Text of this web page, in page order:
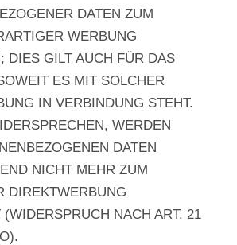
DATEN ZUM
WERBUNG
DIES GILT AUCH FÜR DAS
ES MIT SOLCHER
IN VERBINDUNG STEHT.
WERDEN
DATEN
NICHT MEHR ZUM
DIREKTWERBUNG
NACH ART. 21